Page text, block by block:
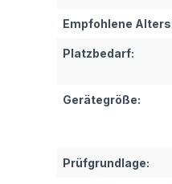
Empfohlene
Platzbedarf:
Gerätegröße:
Prüfgrundlage: